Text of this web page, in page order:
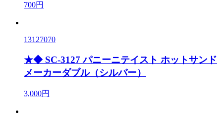
700円
13127070
★◆ SC-3127 パニーニテイスト ホットサンド
メーカーダブル（シルバー）
3,000円